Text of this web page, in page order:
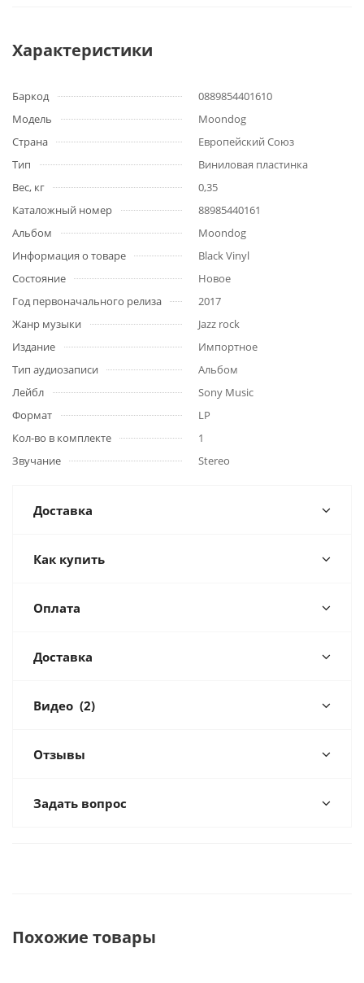
Характеристики
Баркод
0889854401610
Модель
Moondog
Страна
Европейский Союз
Тип
Виниловая пластинка
Вес, кг
0,35
Каталожный номер
88985440161
Альбом
Moondog
Информация о товаре
Black Vinyl
Состояние
Новое
Год первоначального релиза
2017
Жанр музыки
Jazz rock
Издание
Импортное
Тип аудиозаписи
Альбом
Лейбл
Sony Music
Формат
LP
Кол-во в комплекте
1
Звучание
Stereo
Доставка
Как купить
Оплата
Доставка
Видео (2)
Отзывы
Задать вопрос
Похожие товары